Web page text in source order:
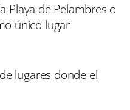
Playa de Pelambres o
único lugar
lugares donde el